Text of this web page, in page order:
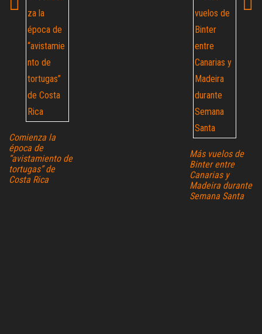
Comienza la
época de
“avistamiento de
tortugas” de
Costa Rica
Más vuelos de
Binter entre
Canarias y
Madeira durante
Semana Santa